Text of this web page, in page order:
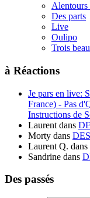
Alentours
Des parts
Live
Oulipo
Trois
à Réactions
Je pars en live:
France) - Pas
Instructions de
Laurent dans
Morty dans
Laurent Q. dans
Sandrine dans
Des passés